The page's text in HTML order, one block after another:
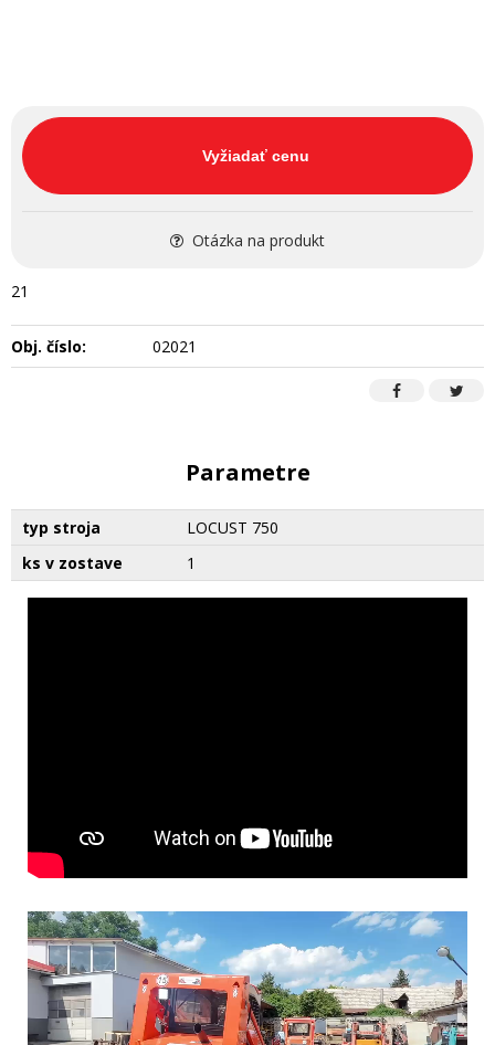
Vyžiadať cenu
Otázka na produkt
21
Obj. číslo: 02021
Parametre
typ stroja
LOCUST 750
ks v zostave
1